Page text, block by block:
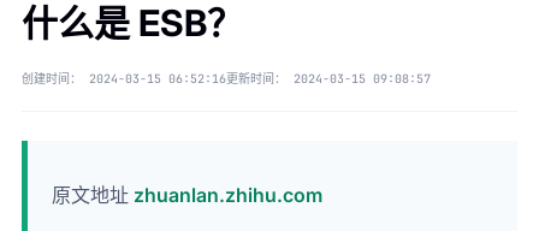
什么是 ESB？
创建时间： 2024-03-15 06:52:16更新时间： 2024-03-15 09:08:57
原文地址 zhuanlan.zhihu.com